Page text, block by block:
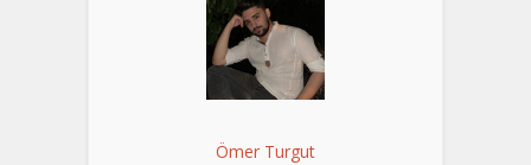
Ömer Turgut